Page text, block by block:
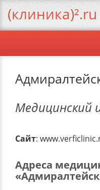
Медицинский
Сайт:
Адреса
(клиника)².ru